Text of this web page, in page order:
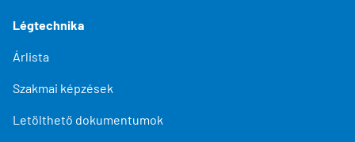
Légtechnika
Árlista
Szakmai képzések
Letölthető dokumentumok